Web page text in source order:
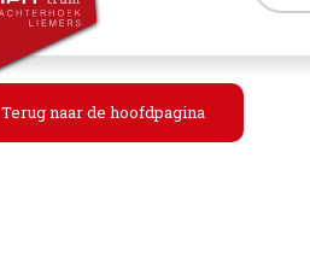
Terug naar de hoofdpagina